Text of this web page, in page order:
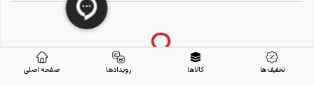
تخفیف ها کالاها رویدادها صفحه اصلی